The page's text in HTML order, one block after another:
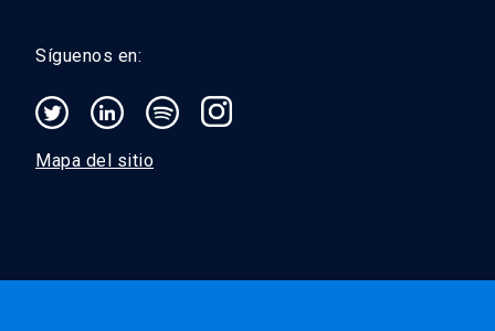
Síguenos en:
Mapa del sitio